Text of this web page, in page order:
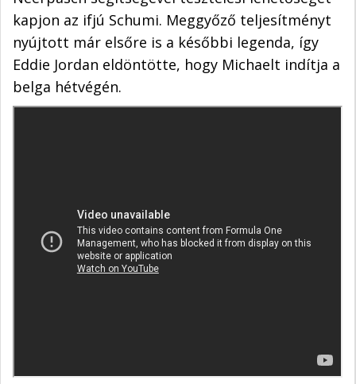
kapjon az ifjú Schumi. Meggyőző teljesítményt
nyújtott már elsőre is a későbbi legenda, így
Eddie Jordan eldöntötte, hogy Michaelt indítja a
belga hétvégén.